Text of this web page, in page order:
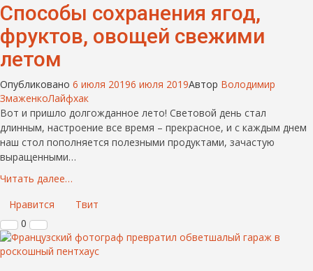
Способы сохранения ягод,
фруктов, овощей свежими
летом
Опубликовано 6 июля 20196 июля 2019Автор Володимир
ЗмаженкоЛайфхак
Вот и пришло долгожданное лето! Световой день стал
длинным, настроение все время – прекрасное, и с каждым днем
наш стол пополняется полезными продуктами, зачастую
выращенными…
Читать далее…
Нравится
Твит
0